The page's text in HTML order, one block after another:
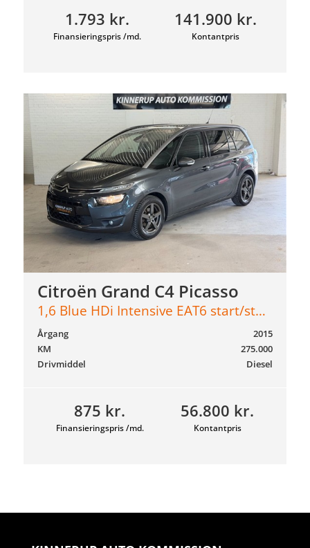
1.793 kr.
Finansieringspris /md.
141.900 kr.
Kontantpris
Citroën Grand C4 Picasso
1,6 Blue HDi Intensive EAT6 start/stop 120HK 6g Aut.
875 kr.
Finansieringspris /md.
56.800 kr.
Kontantpris
2015
Årgang
275.000
KM
Diesel
Drivmiddel